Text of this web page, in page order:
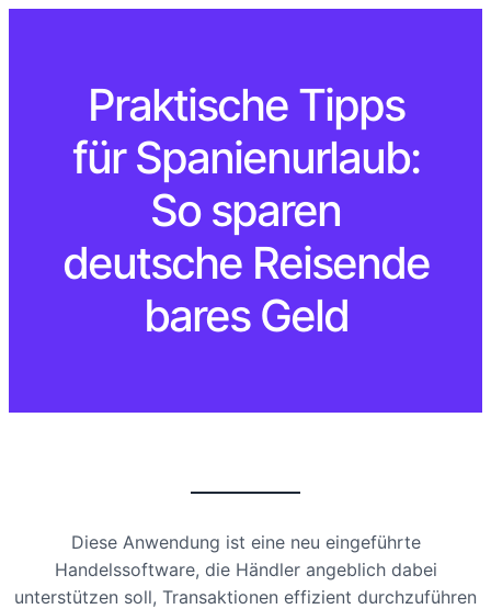
Praktische Tipps
für Spanienurlaub:
So sparen
deutsche Reisende
bares Geld
Diese Anwendung ist eine neu eingeführte
Handelssoftware, die Händler angeblich dabei
unterstützen soll, Transaktionen effizient durchzuführen